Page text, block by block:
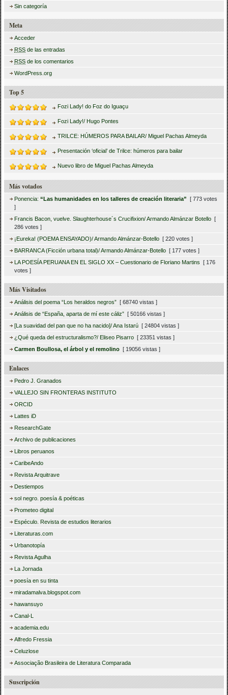
Sin categoría
Meta
Acceder
RSS de las entradas
RSS de los comentarios
WordPress.org
Top 5
Fozi Lady! do Foz do Iguaçu
Fozi Lady!/ Hugo Pontes
TRILCE: HÚMEROS PARA BAILAR/ Miguel Pachas Almeyda
Presentación ‘oficial’ de Trilce: húmeros para bailar
Nuevo libro de Miguel Pachas Almeyda
Más votados
Ponencia:“Las humanidades en los talleres de creación literaria”
[ 773 votes
]
Francis Bacon, vuelve. Slaughterhouse´s Crucifixion/ Armando Almánzar Botello [
286 votes ]
¡Eureka! (POEMA ENSAYADO)/ Armando Almánzar-Botello [ 220 votes ]
BARRANCA (Ficción urbana total)/ Armando Almánzar-Botello [ 177 votes ]
LA POESÍA PERUANA EN EL SIGLO XX – Cuestionario de Floriano Martins
[ 176
votes ]
Más Visitados
Análisis del poema “Los heraldos negros” [ 68740 vistas ]
Análisis de “España, aparta de mí este cáliz” [ 50166 vistas ]
[La suavidad del pan que no ha nacido]/ Ana Istarú [ 24804 vistas ]
¿Qué queda del estructuralismo?/ Eliseo Pisarro [ 23351 vistas ]
Carmen Boullosa, el árbol y el remolino [ 19056 vistas ]
Enlaces
Pedro J. Granados
VALLEJO SIN FRONTERAS INSTITUTO
ORCID
Lattes iD
ResearchGate
Archivo de publicaciones
Libros peruanos
CaribeAndo
Revista Arquitrave
Destiempos
sol negro. poesía & poéticas
Prometeo digital
Espéculo. Revista de estudios literarios
Literaturas.com
Urbanotopía
Revista Agulha
La Jornada
poesía en su tinta
miradamalva.blogspot.com
hawansuyo
Canal-L
academia.edu
Alfredo Fressia
Celuzlose
Associação Brasileira de Literatura Comparada
Suscripción